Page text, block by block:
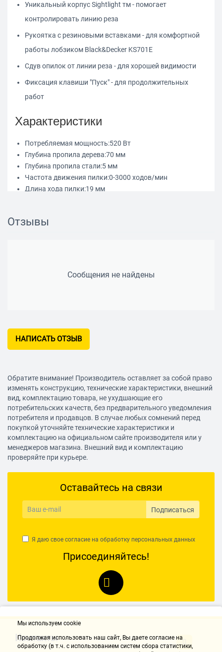
Уникальный корпус Sightlight тм - помогает
контролировать линию реза
Рукоятка с резиновыми вставками - для комфортной
работы лобзиком Black&Decker KS701E
Сдув опилок от линии реза - для хорошей видимости
Фиксация клавиши "Пуск" - для продолжительных
работ
Характеристики
Потребляемая мощность:520 Вт
Глубина пропила дерева:70 мм
Глубина пропила стали:5 мм
Частота движения пилки:0-3000 ходов/мин
Длина хода пилки:19 мм
Маятниковый ход:есть
Быстрозажимное крепление пилки:нет
Возможность подключения к пылесосу:
Регулировка наклона подошвы без инструмента:
Отзывы
Сообщения не найдены
НАПИСАТЬ ОТЗЫВ
Обратите внимание! Производитель оставляет за собой право
изменять конструкцию, технические характеристики, внешний
вид, комплектацию товара, не ухудшающие его
потребительских качеств, без предварительного уведомления
потребителя и продавцов. В случае любых сомнений перед
покупкой уточняйте технические характеристики и
комплектацию на официальном сайте производителя или у
менеджеров магазина. Внешний вид и комплектацию
проверяйте при курьере.
Оставайтесь на связи
Подписаться
Я даю свое согласие на обработку персональных данных
Присоединяйтесь!
Контакты
Мы используем cookie
Продолжая использовать наш cайт, Вы даете согласие на
обработку (в т.ч. с использованием систем сбора статистики,